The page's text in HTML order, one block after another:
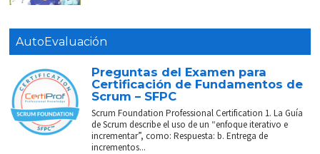
AutoEvaluación
Preguntas del Examen para
Certificación de Fundamentos de
Scrum – SFPC
Scrum Foundation Professional Certification 1. La Guía
de Scrum describe el uso de un “enfoque iterativo e
incrementar”, como: Respuesta: b. Entrega de
incrementos...